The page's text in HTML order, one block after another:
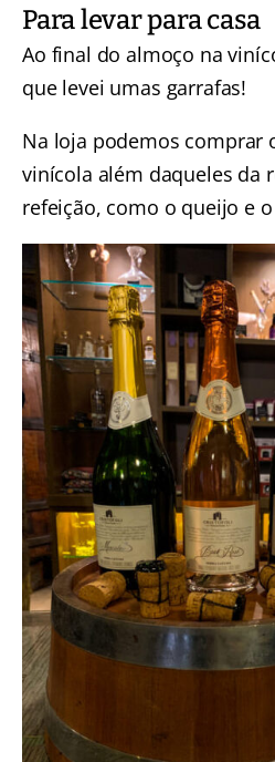
Para levar para casa
Ao final do almoço na
que levei umas garrafas!
Na loja podemos comprar
vinícola além daqueles da
refeição, como o queijo e